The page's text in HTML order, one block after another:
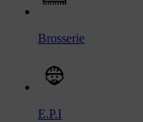
Brosserie
E.P.I